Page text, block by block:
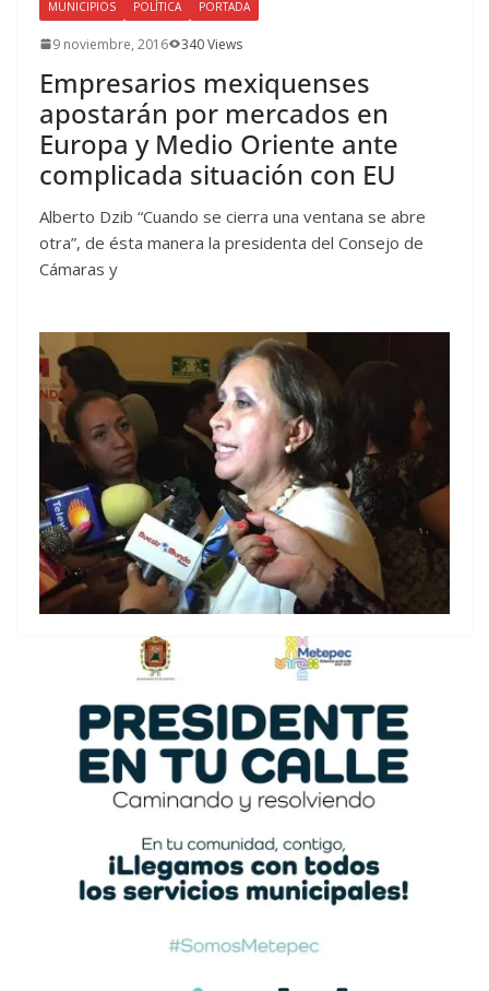
MUNICIPIOS POLÍTICA PORTADA
9 noviembre, 2016 340 Views
Empresarios mexiquenses
apostarán por mercados en
Europa y Medio Oriente ante
complicada situación con EU
Alberto Dzib “Cuando se cierra una ventana se abre
otra”, de ésta manera la presidenta del Consejo de
Cámaras y